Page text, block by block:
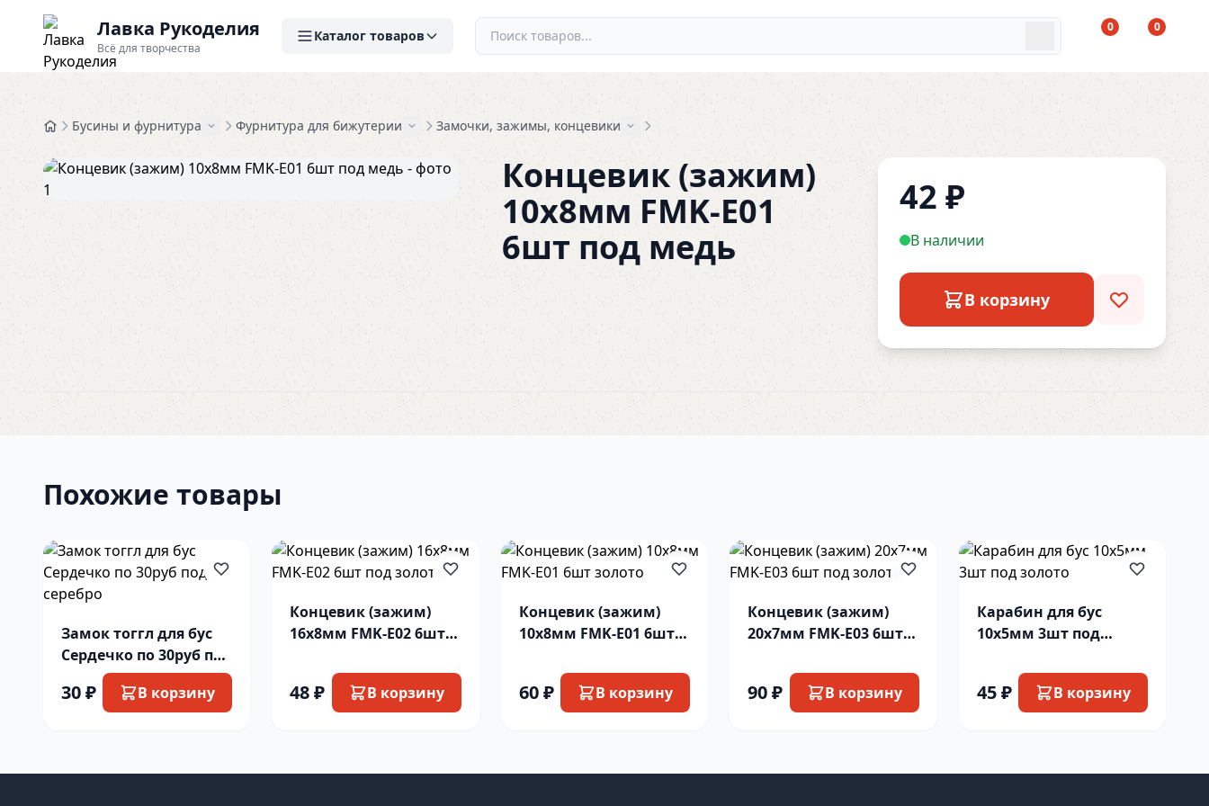
Лавка Рукоделия
Всё для творчества
Каталог товаров
0 0
Бусины и фурнитура Фурнитура для бижутерии Замочки, зажимы, концевики
Концевик (зажим)
10х8мм FMK-E01
6шт под медь
42 ₽
В наличии
В корзину
Похожие товары
Замок тоггл для бус
Сердечко по 30руб под
серебро
30 ₽ В корзину
Концевик (зажим)
16х8мм FMK-E02 6шт
48 ₽ В корзину
Концевик (зажим)
10х8мм FMK-E01 6шт
60 ₽ В корзину
Концевик (зажим)
20х7мм FMK-E03 6шт
90 ₽ В корзину
Карабин для бус
10х5мм 3шт под
45 ₽ В корзину